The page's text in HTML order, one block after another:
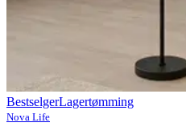
BestselgerLagertømming
Nova Life